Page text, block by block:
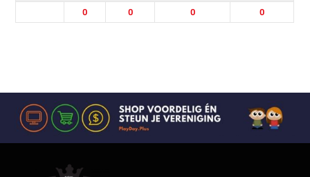
0 0 0 0